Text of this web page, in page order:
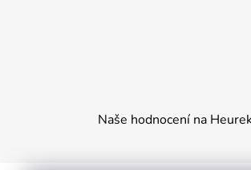
Naše hodnocení na